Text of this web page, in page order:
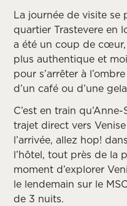
La journée de visite se
quartier Trastevere en
a été un coup de
plus authentique et
pour s’arrêter à
d’un café ou d’une
C’est en train
trajet direct vers
l’arrivée, allez hop!
l’hôtel, tout près de la
moment d’explorer
le lendemain sur le
de 3 nuits.